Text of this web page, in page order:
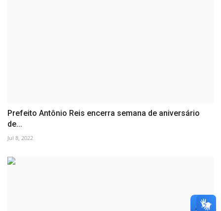
Prefeito Antônio Reis encerra semana de aniversário
de...
Jul 8, 2022